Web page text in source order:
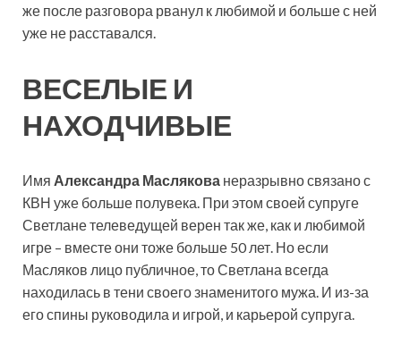
же после разговора рванул к любимой и больше с ней
уже не расставался.
ВЕСЕЛЫЕ И
НАХОДЧИВЫЕ
Имя Александра Маслякова неразрывно связано с
КВН уже больше полувека. При этом своей супруге
Светлане телеведущей верен так же, как и любимой
игре – вместе они тоже больше 50 лет. Но если
Масляков лицо публичное, то Светлана всегда
находилась в тени своего знаменитого мужа. И из-за
его спины руководила и игрой, и карьерой супруга.